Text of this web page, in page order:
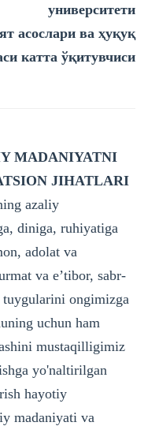
университети
асослари ва ҳуқуқ
катта ўқитувчиси
MADANIYATNI
JIHATLARI
azaliy
diniga, ruhiyatiga
adolat va
va e’tibor, sabr-
ongimizga
uchun ham
mustaqilligimiz
yo'naltirilgan
hayotiy
madaniyati va